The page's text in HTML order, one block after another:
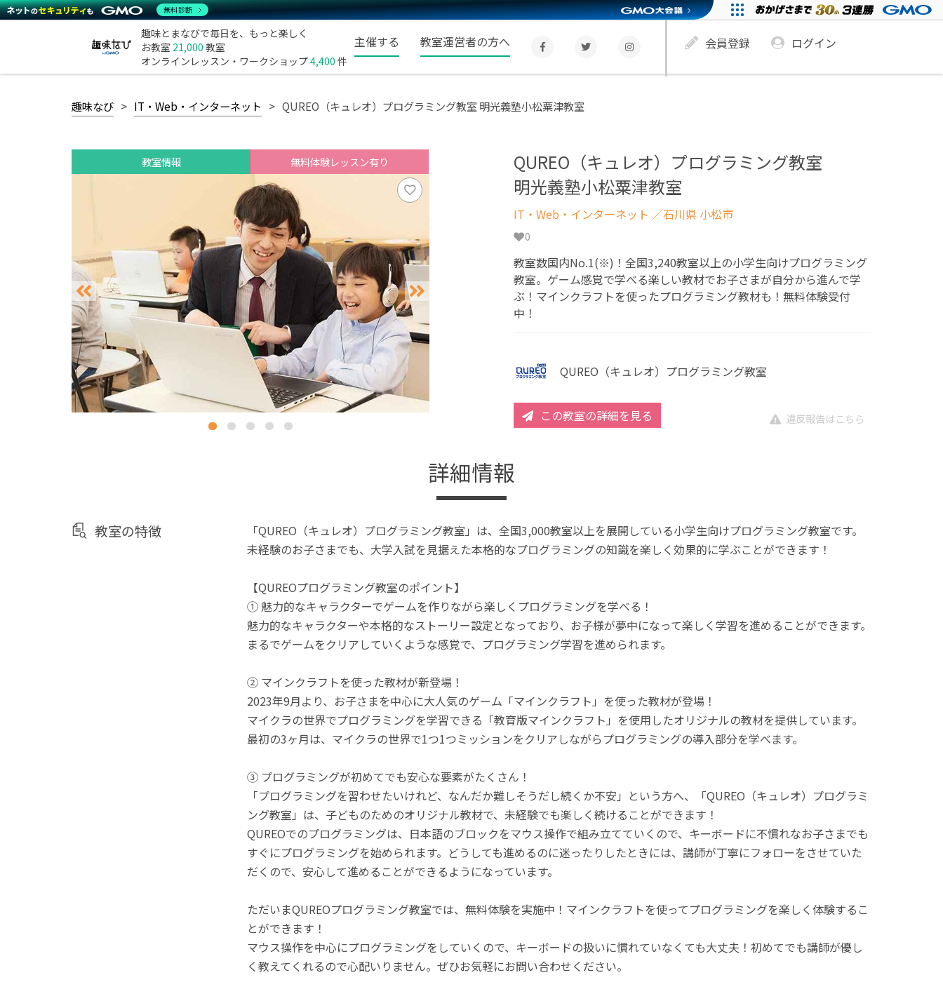
趣味とまなびで毎日を、もっと楽しく
お教室 21,000 教室
オンラインレッスン・ワークショップ4,400 件
主催する 教室運営者の方へ 会員登録 ログイン
趣味なび IT・Web・インターネット QUREO（キュレオ）プログラミング教室 明光義塾小松粟津教室
教室情報 無料体験レッスン有り
QUREO（キュレオ）プログラミング教室
明光義塾小松粟津教室
IT・Web・インターネット ／石川県 小松市
0
教室数国内No.1(※)！全国3,240教室以上の小学生向けプログラミング
教室。ゲーム感覚で学べる楽しい教材でお子さまが自分から進んで学
ぶ！マインクラフトを使ったプログラミング教材も！無料体験受付
中！
QUREO（キュレオ）プログラミング教室
この教室の詳細を見る 違反報告はこちら
詳細情報
教室の特徴
「QUREO（キュレオ）プログラミング教室」は、全国3,000教室以上を展開している小学生向けプログラミング教室です。
未経験のお子さまでも、大学入試を見据えた本格的なプログラミングの知識を楽しく効果的に学ぶことができます！
【QUREOプログラミング教室のポイント】
① 魅力的なキャラクターでゲームを作りながら楽しくプログラミングを学べる！
魅力的なキャラクターや本格的なストーリー設定となっており、お子様が夢中になって楽しく学習を進めることができます。
まるでゲームをクリアしていくような感覚で、プログラミング学習を進められます。
② マインクラフトを使った教材が新登場！
2023年9月より、お子さまを中心に大人気のゲーム「マインクラフト」を使った教材が登場！
マイクラの世界でプログラミングを学習できる「教育版マインクラフト」を使用したオリジナルの教材を提供しています。
最初の3ヶ月は、マイクラの世界で1つ1つミッションをクリアしながらプログラミングの導入部分を学べます。
③ プログラミングが初めてでも安心な要素がたくさん！
「プログラミングを習わせたいけれど、なんだか難しそうだし続くか不安」という方へ、「QUREO（キュレオ）プログラミ
ング教室」は、子どものためのオリジナル教材で、未経験でも楽しく続けることができます！
QUREOでのプログラミングは、日本語のブロックをマウス操作で組み立てていくので、キーボードに不慣れなお子さまでも
すぐにプログラミングを始められます。どうしても進めるのに迷ったりしたときには、講師が丁寧にフォローをさせていた
だくので、安心して進めることができるようになっています。
ただいまQUREOプログラミング教室では、無料体験を実施中！マインクラフトを使ってプログラミングを楽しく体験するこ
とができます！
マウス操作を中心にプログラミングをしていくので、キーボードの扱いに慣れていなくても大丈夫！初めてでも講師が優し
く教えてくれるので心配いりません。ぜひお気軽にお問い合わせください。
無料診断